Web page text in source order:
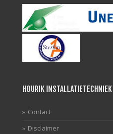
HOURIK INSTALLATIETECHNIEK
Contact
Disclaimer